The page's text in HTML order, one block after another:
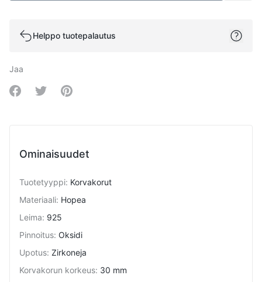
Helppo tuotepalautus
Jaa
Share on Facebook
Share on Twitter
Share on Pinterest
Ominaisuudet
Tuotetyyppi: Korvakorut
Materiaali: Hopea
Leima: 925
Pinnoitus: Oksidi
Upotus: Zirkoneja
Korvakorun korkeus: 30 mm